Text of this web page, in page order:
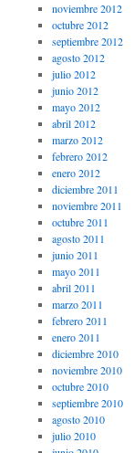
noviembre 2012
octubre 2012
septiembre 2012
agosto 2012
julio 2012
junio 2012
mayo 2012
abril 2012
marzo 2012
febrero 2012
enero 2012
diciembre 2011
noviembre 2011
octubre 2011
agosto 2011
junio 2011
mayo 2011
abril 2011
marzo 2011
febrero 2011
enero 2011
diciembre 2010
noviembre 2010
octubre 2010
septiembre 2010
agosto 2010
julio 2010